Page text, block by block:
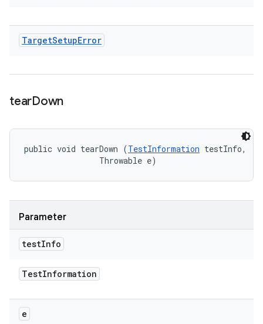
TargetSetupError
tearDown
public void tearDown (TestInformation testInfo,
                Throwable e)
Parameter
testInfo
TestInformation
e